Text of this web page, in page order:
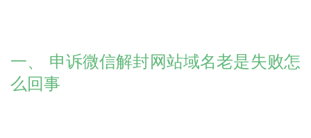
一、 申诉微信解封网站域名老是失败怎
么回事